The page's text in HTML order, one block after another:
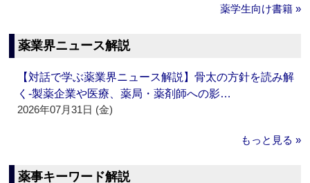
薬学生向け書籍 »
薬業界ニュース解説
【対話で学ぶ薬業界ニュース解説】骨太の方針を読み解
く‐製薬企業や医療、薬局・薬剤師への影…
2026年07月31日 (金)
もっと見る »
薬事キーワード解説